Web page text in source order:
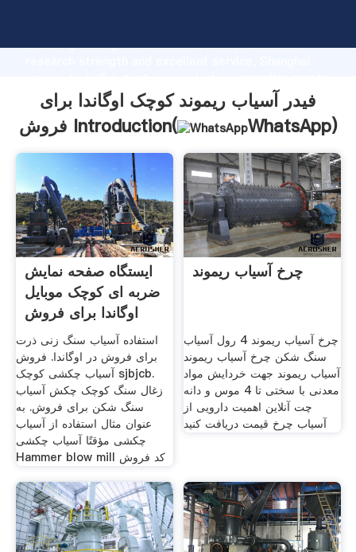
Grasping strong production capability, advanced
the value and bring values to all of customers.
فیدر آسیاب ریموند کوچک اوگاندا برای
فروش Introduction(
WhatsApp)
ایستگاه صفحه نمایش
ضربه ای کوچک موبایل
اوگاندا برای فروش
استفاده آسیاب سنگ زنی ذرت
برای فروش در اوگاندا. فروش
آسیاب چکشی کوچک sjbjcb.
زغال سنگ کوچک چکش آسیاب
سنگ شکن برای فروش. به
عنوان مثال استفاده از آسیاب
چکشی مؤقتًا آسیاب چکشی
Hammer blow mill کد فروش
چرخ آسیاب ریموند
چرخ آسیاب ریموند 4 رول آسیاب
سنگ شکن چرخ آسیاب ریموند
آسیاب ریموند جهت خردایش مواد
معدنی با سختی تا 4 موس و دانه
چت آنلاین اهمیت دارویی از
آسیاب چرخ قیمت دریافت کنید